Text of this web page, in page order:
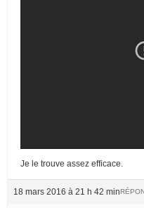
Je le trouve assez efficace.
18 mars 2016 à 21 h 42 min